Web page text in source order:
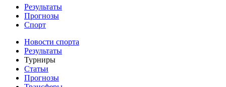
Результаты
Прогнозы
Спорт
Новости спорта
Результаты
Турниры
Статьи
Прогнозы